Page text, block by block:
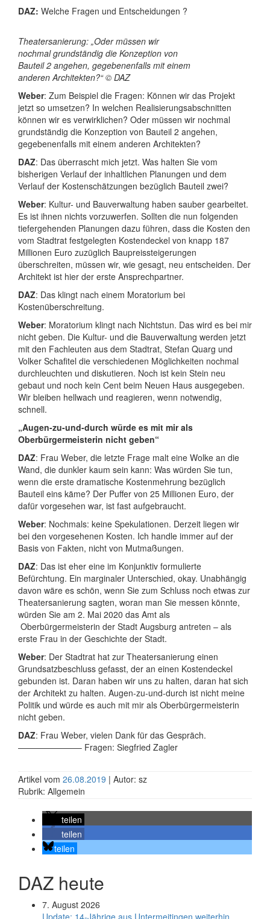
DAZ: Welche Fragen und Entscheidungen ?
Theatersanierung: „Oder müssen wir
nochmal grundständig die Konzeption von
Bauteil 2 angehen, gegebenenfalls mit einem
anderen Architekten?“ © DAZ
Weber: Zum Beispiel die Fragen: Können wir das Projekt
jetzt so umsetzen? In welchen Realisierungsabschnitten
können wir es verwirklichen? Oder müssen wir nochmal
grundständig die Konzeption von Bauteil 2 angehen,
gegebenenfalls mit einem anderen Architekten?
DAZ: Das überrascht mich jetzt. Was halten Sie vom
bisherigen Verlauf der inhaltlichen Planungen und dem
Verlauf der Kostenschätzungen bezüglich Bauteil zwei?
Weber: Kultur- und Bauverwaltung haben sauber gearbeitet.
Es ist ihnen nichts vorzuwerfen. Sollten die nun folgenden
tiefergehenden Planungen dazu führen, dass die Kosten den
vom Stadtrat festgelegten Kostendeckel von knapp 187
Millionen Euro zuzüglich Baupreissteigerungen
überschreiten, müssen wir, wie gesagt, neu entscheiden. Der
Architekt ist hier der erste Ansprechpartner.
DAZ: Das klingt nach einem Moratorium bei
Kostenüberschreitung.
Weber: Moratorium klingt nach Nichtstun. Das wird es bei mir
nicht geben. Die Kultur- und die Bauverwaltung werden jetzt
mit den Fachleuten aus dem Stadtrat, Stefan Quarg und
Volker Schafitel die verschiedenen Möglichkeiten nochmal
durchleuchten und diskutieren. Noch ist kein Stein neu
gebaut und noch kein Cent beim Neuen Haus ausgegeben.
Wir bleiben hellwach und reagieren, wenn notwendig,
schnell.
„Augen-zu-und-durch würde es mit mir als
Oberbürgermeisterin nicht geben“
DAZ: Frau Weber, die letzte Frage malt eine Wolke an die
Wand, die dunkler kaum sein kann: Was würden Sie tun,
wenn die erste dramatische Kostenmehrung bezüglich
Bauteil eins käme? Der Puffer von 25 Millionen Euro, der
dafür vorgesehen war, ist fast aufgebraucht.
Weber: Nochmals: keine Spekulationen. Derzeit liegen wir
bei den vorgesehenen Kosten. Ich handle immer auf der
Basis von Fakten, nicht von Mutmaßungen.
DAZ: Das ist eher eine im Konjunktiv formulierte
Befürchtung. Ein marginaler Unterschied, okay. Unabhängig
davon wäre es schön, wenn Sie zum Schluss noch etwas zur
Theatersanierung sagten, woran man Sie messen könnte,
würden Sie am 2. Mai 2020 das Amt als
Oberbürgermeisterin der Stadt Augsburg antreten – als
erste Frau in der Geschichte der Stadt.
Weber: Der Stadtrat hat zur Theatersanierung einen
Grundsatzbeschluss gefasst, der an einen Kostendeckel
gebunden ist. Daran haben wir uns zu halten, daran hat sich
der Architekt zu halten. Augen-zu-und-durch ist nicht meine
Politik und würde es auch mit mir als Oberbürgermeisterin
nicht geben.
DAZ: Frau Weber, vielen Dank für das Gespräch.
———————– Fragen: Siegfried Zagler
Artikel vom 26.08.2019 | Autor: sz
Rubrik: Allgemein
teilen
teilen
teilen
DAZ heute
7. August 2026